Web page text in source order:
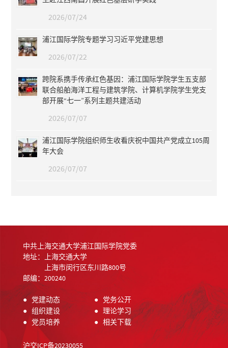
2026/07/24
浦江国际学院专题学习习近平党建思想
2026/07/22
跨院系携手传承红色基因：浦江国际学院学生五支部
联合船舶海洋工程与建筑学院、计算机学院学生党支
部开展“七一”系列主题共建活动
2026/07/07
浦江国际学院组织师生收看庆祝中国共产党成立105周
年大会
2026/07/07
中共上海交通大学浦江国际学院党委
地址：上海交通大学
上海市闵行区东川路800号
邮编：200240
●党建动态
● 组织建设
● 党员培养
● 党务公开
● 理论学习
● 相关下载
沪交ICP备20230055